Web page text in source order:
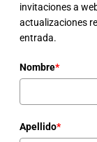
invitaciones a
actualizaciones
entrada.
Nombre*
Apellido*